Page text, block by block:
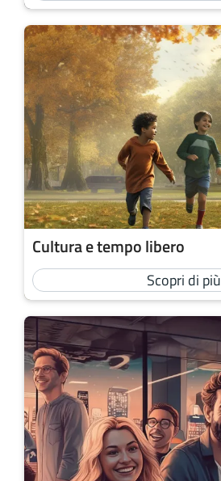
Cultura e tempo libero
Scopri di più